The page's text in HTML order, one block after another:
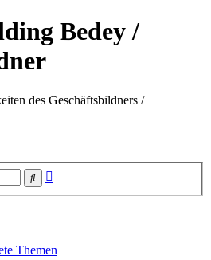
Bedey /
des Geschäftsbildners /
Suche
Themen